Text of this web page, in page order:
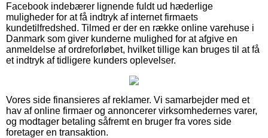
Facebook indebærer lignende fuldt ud hæderlige
muligheder for at få indtryk af internet firmaets
kundetilfredshed. Tilmed er der en række online varehuse i
Danmark som giver kunderne mulighed for at afgive en
anmeldelse af ordreforløbet, hvilket tillige kan bruges til at få
et indtryk af tidligere kunders oplevelser.
Vores side finansieres af reklamer. Vi samarbejder med et
hav af online firmaer og annoncerer virksomhedernes varer,
og modtager betaling såfremt en bruger fra vores side
foretager en transaktion.